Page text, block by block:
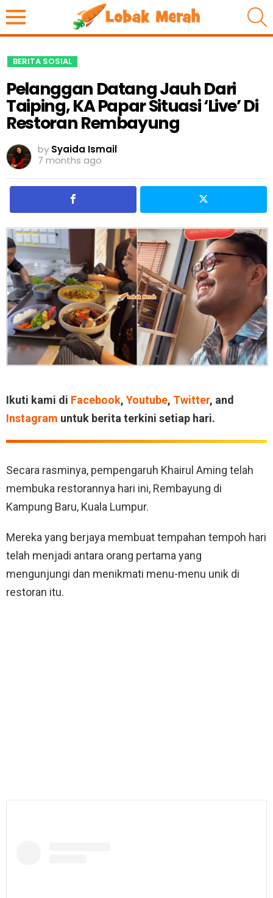
BERITA SOSIAL
Pelanggan Datang Jauh Dari
Taiping, KA Papar Situasi ‘Live’ Di
Restoran Rembayung
by Syaida Ismail
7 months ago
Ikuti kami di Facebook, Youtube, Twitter, and
Instagram untuk berita terkini setiap hari.
Secara rasminya, pempengaruh Khairul Aming telah
membuka restorannya hari ini, Rembayung di
Kampung Baru, Kuala Lumpur.
Mereka yang berjaya membuat tempahan tempoh hari
telah menjadi antara orang pertama yang
mengunjungi dan menikmati menu-menu unik di
restoran itu.